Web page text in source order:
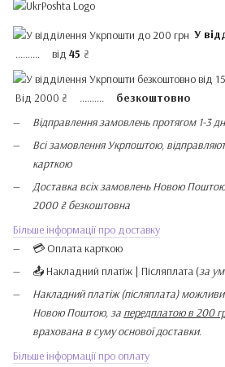
У
.......... від 45 ₴
Від 2000 ₴ .......... безкоштовно
Відправлення замовлень протягом 1-3
Всі замовлення Укрпоштою,
карткою
Доставка всіх замовлень Новою
2000 ₴ безкоштовна
Більше інформації про доставку
💳 Оплата карткою
📤 Накладний платіж | Післяплата (за
Накладний платіж (післяплата)
Новою Поштою, за передплатою в 200
врахована в суму основої доставки.
Більше інформації про оплату